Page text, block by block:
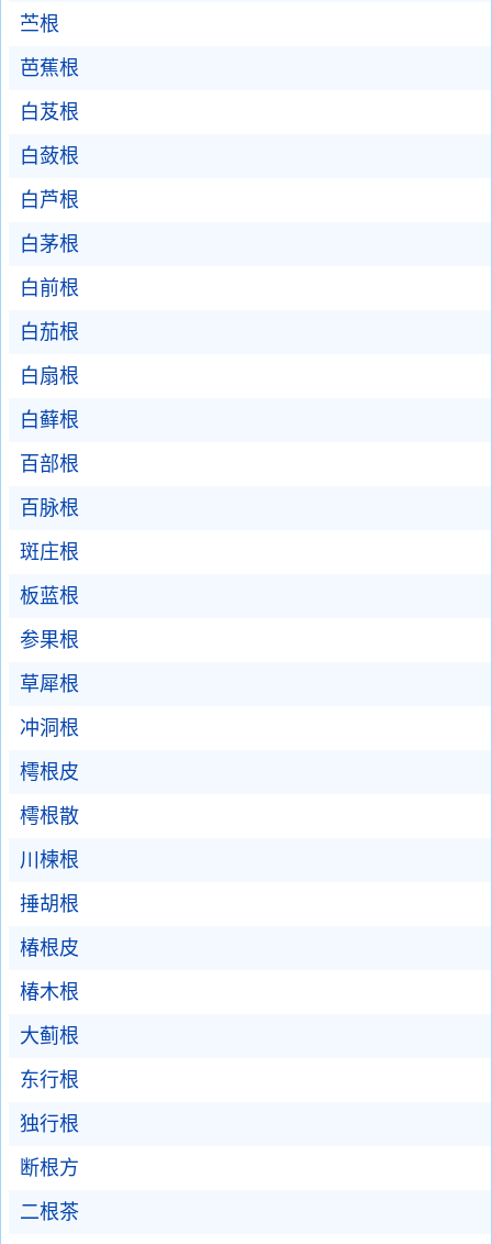
苎根
芭蕉根
白芨根
白蔹根
白芦根
白茅根
白前根
白茄根
白扇根
白藓根
百部根
百脉根
斑庄根
板蓝根
参果根
草犀根
冲洞根
樗根皮
樗根散
川楝根
捶胡根
椿根皮
椿木根
大蓟根
东行根
独行根
断根方
二根茶